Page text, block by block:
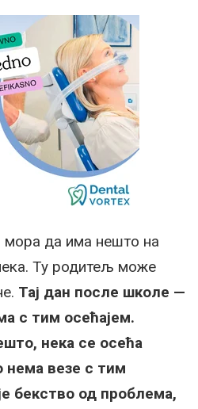
мора да има нешто на
Ту родитељ може
Тај дан после школе —
с тим осећајем.
нека се осећа
нема везе с тим
бекство од проблема,